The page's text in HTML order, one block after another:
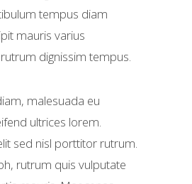
tempus diam
mauris varius
dignissim tempus.
malesuada eu
ultrices lorem.
sed nisl porttitor rutrum.
rutrum quis vulputate